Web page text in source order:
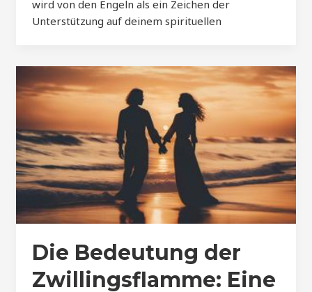
wird von den Engeln als ein Zeichen der
Unterstützung auf deinem spirituellen
Die Bedeutung der
Zwillingsflamme: Eine